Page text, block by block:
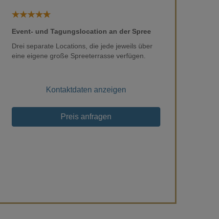
Event- und Tagungslocation an der Spree
Drei separate Locations, die jede jeweils über
eine eigene große Spreeterrasse verfügen.
Kontaktdaten anzeigen
Preis anfragen